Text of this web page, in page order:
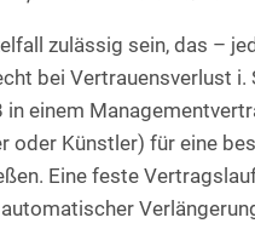
zulässig sein, das –
bei Vertrauensverlust i.
in einem
oder Künstler) für eine
Eine feste